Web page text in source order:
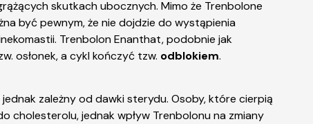
skutkach ubocznych. Mimo że Trenbolone
być pewnym, że nie dojdzie do wystąpienia
Trenbolon Enanthat, podobnie jak
osłonek, a cykl kończyć tzw. odblokiem.
zależny od dawki sterydu. Osoby, które cierpią
cholesterolu, jednak wpływ Trenbolonu na zmiany